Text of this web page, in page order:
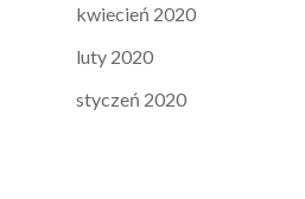
kwiecień 2020
luty 2020
styczeń 2020